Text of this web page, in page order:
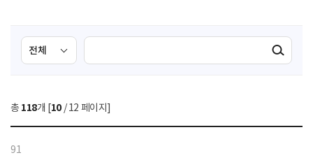
검
색
선
택
색
검색실행
총 118개 [10 / 12 페이지]
91